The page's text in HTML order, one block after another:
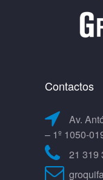
Contactos
Av.
– 1º 1050-
21 319